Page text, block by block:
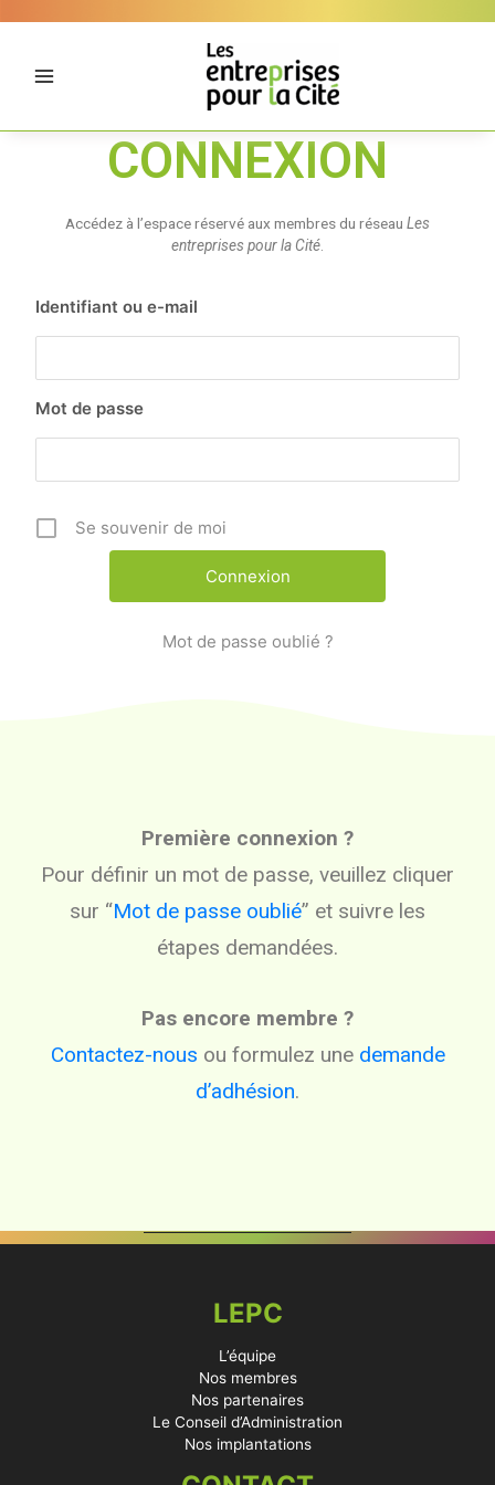
CONNEXION
Accédez à l’espace réservé aux membres du réseau Les
entreprises pour la Cité.
Identifiant ou e-mail
Mot de passe
Se souvenir de moi
Mot de passe oublié ?
Première connexion ?
Pour définir un mot de passe, veuillez cliquer
sur “Mot de passe oublié” et suivre les
étapes demandées.
Pas encore membre ?
Contactez-nous ou formulez une demande
d’adhésion.
LEPC
L’équipe
Nos membres
Nos partenaires
Le Conseil d’Administration
Nos implantations